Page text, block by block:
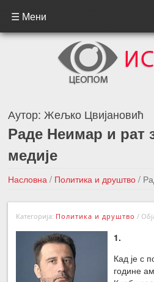
☰ Мени
Аутор: Жељко Цвијановић
Раде Неимар и рат
медије
Насловна / Политика и друштво /
медије
Категорија: Политика и друштво /
1.
Кад је с
године